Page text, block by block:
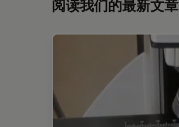
阅读我们的最新文章